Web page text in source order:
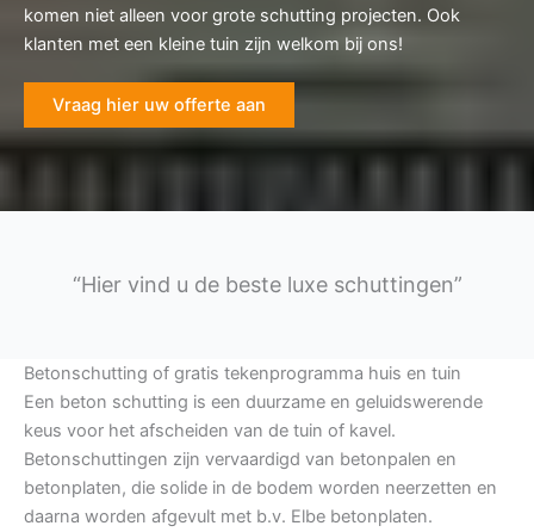
komen niet alleen voor grote schutting projecten. Ook
klanten met een kleine tuin zijn welkom bij ons!
Vraag hier uw offerte aan
“Hier vind u de beste luxe schuttingen”
Betonschutting of gratis tekenprogramma huis en tuin
Een beton schutting is een duurzame en geluidswerende
keus voor het afscheiden van de tuin of kavel.
Betonschuttingen zijn vervaardigd van betonpalen en
betonplaten, die solide in de bodem worden neerzetten en
daarna worden afgevult met b.v. Elbe betonplaten.